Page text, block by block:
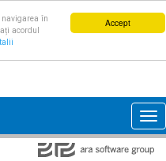
Accept
în
acordul